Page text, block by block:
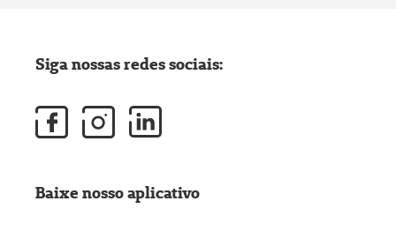
Siga nossas redes sociais:
Baixe nosso aplicativo